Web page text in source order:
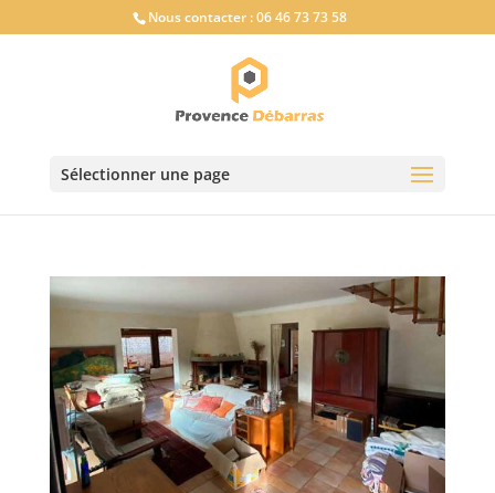
Nous contacter :06 46 73 73 58
Sélectionner une page